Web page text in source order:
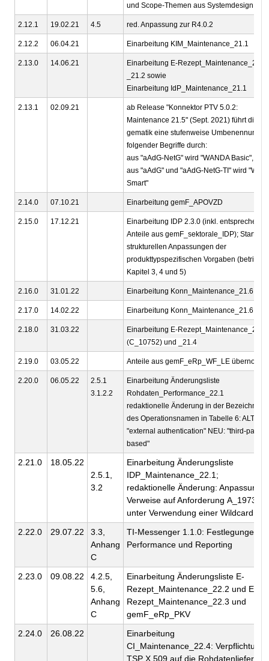
und Scope-Themen aus Systemdesign
2.12.1 19.02.21 4.5 red. Anpassung zur R4.0.2
2.12.2 06.04.21 Einarbeitung KIM_Maintenance_21.1
2.13.0 14.06.21
Einarbeitung E-Rezept_Maintenance_21.1
_21.2 sowie
Einarbeitung IdP_Maintenance_21.1
2.13.1 02.09.21
ab Release "Konnektor PTV 5.0.2:
Maintenance 21.5" (Sept. 2021) führt die
gematik eine stufenweise Umbenennung
folgender Begriffe durch:
aus "aAdG-NetG" wird "WANDA Basic",
aus "aAdG" und "aAdG-NetG-TI" wird
Smart"
2.14.0 07.10.21 Einarbeitung gemF_APOVZD
2.15.0 17.12.21
Einarbeitung IDP 2.3.0 (inkl.
Anteile aus gemF_sektorale_IDP); Start der
strukturellen Anpassungen der
produkttypspezifischen Vorgaben (betrifft
Kapitel 3, 4 und 5)
2.16.0 31.01.22 Einarbeitung Konn_Maintenance_21.6
2.17.0 14.02.22 Einarbeitung Konn_Maintenance_21.6
2.18.0 31.03.22 Einarbeitung E-Rezept_Maintenance_21.3
(C_10752) und _21.4
2.19.0 03.05.22 Anteile aus gemF_eRp_WF_LE
2.20.0 06.05.22
2.5.1
3.1.2.2
Einarbeitung Änderungsliste
Rohdaten_Performance_22.1
redaktionelle Änderung in der Bezeichnung
des Operationsnamen in Tabelle 6: ALT:
"external authentication" NEU: "third-party-
based"
2.21.0
18.05.22
2.5.1,
3.2
Einarbeitung Änderungsliste
IDP_Maintenance_22.1;
redaktionelle Änderung: Anpassung
Verweise auf Anforderung A_19733-
unter Verwendung einer Wildcard: -*
2.22.0
29.07.22
3.3,
Anhang
C
TI-Messenger 1.1.0: Festlegungen
Performance und Reporting
2.23.0 09.08.22
4.2.5,
5.6,
Anhang
C
Einarbeitung Änderungsliste E-
Rezept_Maintenance_22.2 und E-
Rezept_Maintenance_22.3 und
gemF_eRp_PKV
2.24.0
26.08.22
Einarbeitung
CI_Maintenance_22.4: Verpflichtung
TSP X.509 auf die Rohdatenlieferung